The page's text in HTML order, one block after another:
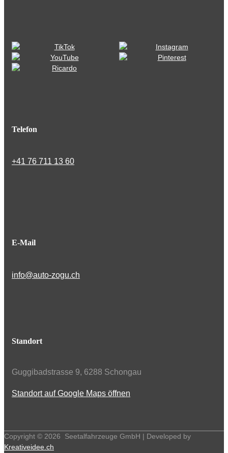
Telefon
+41 76 711 13 60
E-Mail
info@auto-zogu.ch
Standort
Guggibadstrasse 9, 6288 Schongau
Standort auf Google Maps öffnen
Copyright © 2026
Seetalfahrzeuge GmbH | Developed by
Kreativeidee.ch